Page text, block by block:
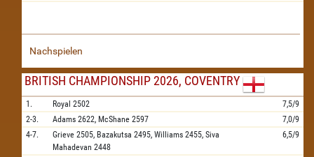
Nachspielen
BRITISH CHAMPIONSHIP 2026, COVENTRY
1. Royal 2502
7,5/9
2-3.
Adams 2622, McShane 2597
7,0/9
4-7.
Grieve 2505, Bazakutsa 2495, Williams 2455, Siva
Mahadevan 2448
6,5/9